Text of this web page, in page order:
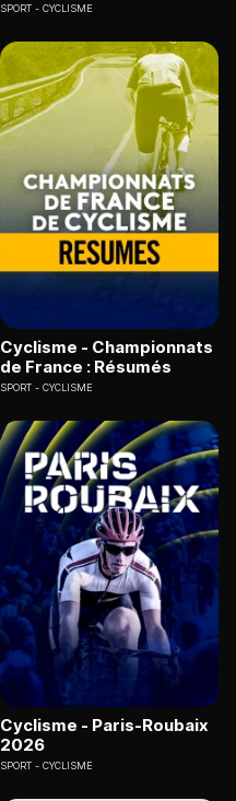
SPORT CYCLISME
Cyclisme - Championnats
de France : Résumés
SPORT CYCLISME
Cyclisme - Paris-Roubaix
2026
SPORT CYCLISME